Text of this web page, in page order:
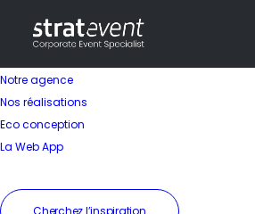
Notre agence
Nos réalisations
Eco conception
La Web App
Cherchez l’inspiration
Terroir
gastronomie